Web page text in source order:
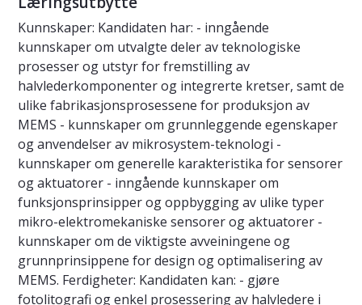
Kunnskaper: Kandidaten har: - inngående
kunnskaper om utvalgte deler av teknologiske
prosesser og utstyr for fremstilling av
halvlederkomponenter og integrerte kretser, samt de
ulike fabrikasjonsprosessene for produksjon av
MEMS - kunnskaper om grunnleggende egenskaper
og anvendelser av mikrosystem-teknologi -
kunnskaper om generelle karakteristika for sensorer
og aktuatorer - inngående kunnskaper om
funksjonsprinsipper og oppbygging av ulike typer
mikro-elektromekaniske sensorer og aktuatorer -
kunnskaper om de viktigste avveiningene og
grunnprinsippene for design og optimalisering av
MEMS. Ferdigheter: Kandidaten kan: - gjøre
fotolitografi og enkel prosessering av halvledere i